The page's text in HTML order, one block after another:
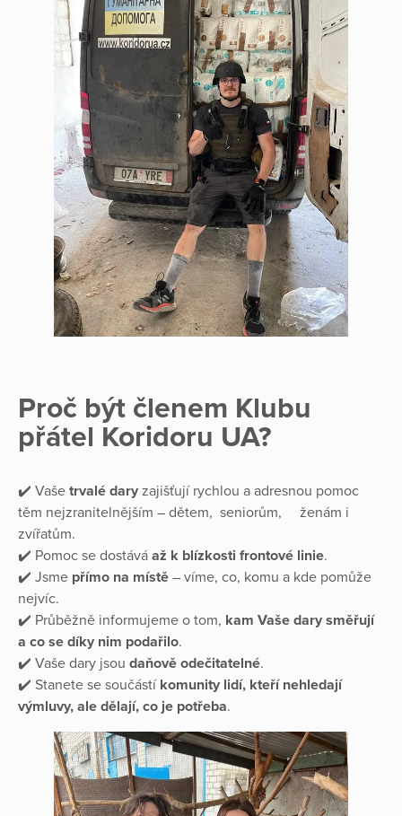
Proč být členem Klubu
přátel Koridoru UA?
✔️ Vaše trvalé dary zajišťují rychlou a adresnou pomoc
těm nejzranitelnějším – dětem, seniorům, ženám i
zvířatům.
✔️ Pomoc se dostává až k blízkosti frontové linie.
✔️ Jsme přímo na místě – víme, co, komu a kde pomůže
nejvíc.
✔️ Průběžně informujeme o tom, kam Vaše dary směřují
a co se díky nim podařilo.
✔️ Vaše dary jsou daňově odečitatelné.
✔️ Stanete se součástí komunity lidí, kteří nehledají
výmluvy, ale dělají, co je potřeba.